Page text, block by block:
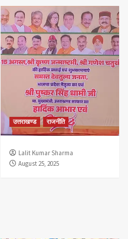
उत्तराखण्ड राजनीति
Lalit Kumar Sharma
August 25, 2025